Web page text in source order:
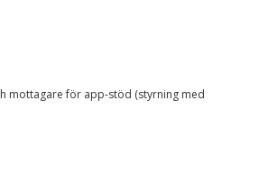
mottagare för app-stöd (styrning med